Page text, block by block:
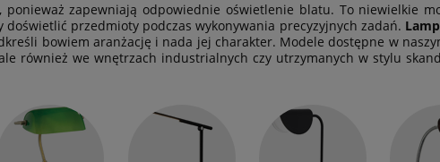
zapewniają odpowiednie oświetlenie blatu. To niewielkie
przedmioty podczas wykonywania precyzyjnych zadań.
bowiem aranżację i nada jej charakter. Modele dostępne w
również we wnętrzach industrialnych czy utrzymanych w stylu